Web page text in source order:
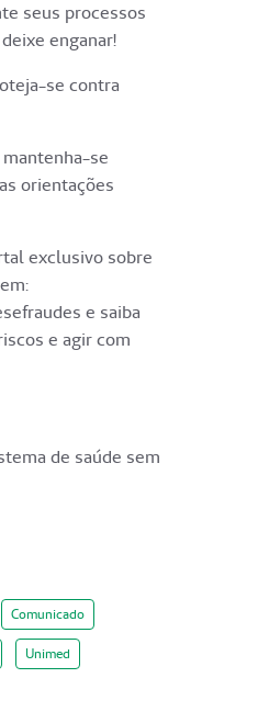
seus processos
enganar!
se contra
se
orientações
exclusivo sobre
e saiba
e agir com
de saúde sem
Comunicado
Unimed